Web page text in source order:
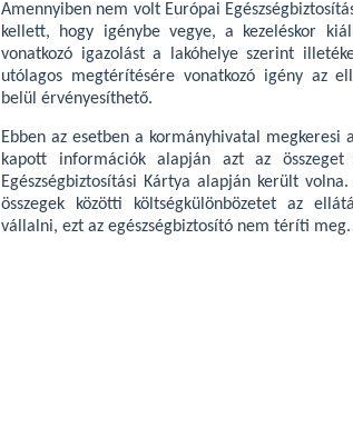
Amennyiben nem volt Európai
kellett, hogy igénybe vegye, a kezeléskor
vonatkozó igazolást a lakóhelye szerint
utólagos megtérítésére vonatkozó igény az
belül érvényesíthető.
Ebben az esetben a kormányhivatal
kapott információk alapján azt az
Egészségbiztosítási Kártya alapján került
összegek közötti költségkülönbözetet az
vállalni, ezt az egészségbiztosító nem téríti meg.